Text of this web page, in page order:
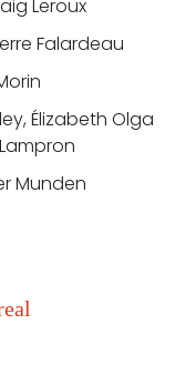
Leroux
Falardeau
Élizabeth Olga
Munden